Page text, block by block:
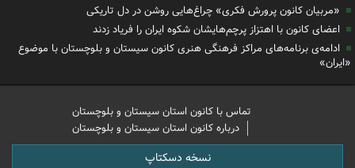
«مربیان کانون پرورش فکری» چراغ‌هایی روشن در دل تاریکی
اعضای کانون با اهتزاز پرچم‌هایشان شکوه ایران را فریاد زدند
ادامه‌ی برنامه‌های مراکز فرهنگی هنری کانون سیستان و بلوچستان با موضوع
«ایران»
تماس با کانون استان سیستان و بلوچستان
درباره کانون استان سیستان و بلوچستان
نسخه دسکتاپ